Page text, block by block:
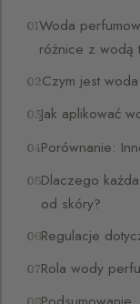
Woda
różnice z wodą
Czym jest
Jak aplikować
Porównanie:
Dlaczego
od skóry?
Regulacje
Rola wody